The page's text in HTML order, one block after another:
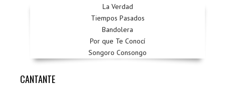
La Verdad
Tiempos Pasados
Bandolera
Por que Te Conocí
Songoro Consongo
CANTANTE